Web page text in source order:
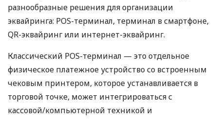
разнообразные решения для организации
эквайринга: POS-терминал, терминал в смартфоне,
QR-эквайринг или интернет-эквайринг.
Классический POS-терминал — это отдельное
физическое платежное устройство со встроенным
чековым принтером, которое устанавливается в
торговой точке, может интегрироваться с
кассовой/компьютерной техникой и